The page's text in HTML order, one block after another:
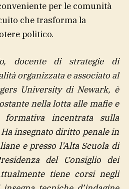
per le comunità
che trasforma la
politico.
docente di strategie di
organizzata e associato al
University di Newark, è
nella lotta alle mafie e
incentrata sulla
insegnato diritto penale in
e presso l’Alta Scuola di
del Consiglio dei
tiene corsi negli